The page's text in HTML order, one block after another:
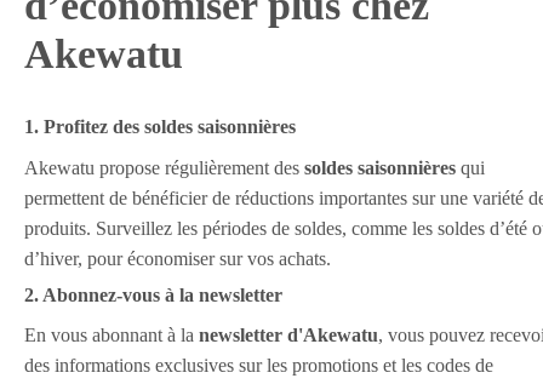
Akewatu
1. Profitez des soldes saisonnières
Akewatu propose régulièrement des soldes saisonnières qui
permettent de bénéficier de réductions importantes sur une variété
produits. Surveillez les périodes de soldes, comme les soldes d’été
d’hiver, pour économiser sur vos achats.
2. Abonnez-vous à la newsletter
En vous abonnant à la newsletter d'Akewatu, vous pouvez
des informations exclusives sur les promotions et les codes de